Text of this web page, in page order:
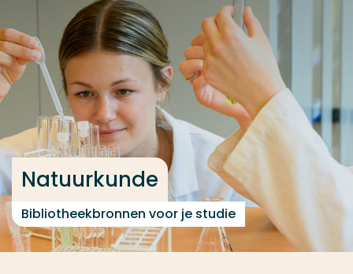
Ga direct naar de content
... > Boekenlijst
Natuurkunde
Bibliotheekbronnen voor je studie
Veel gezocht
Opleiding